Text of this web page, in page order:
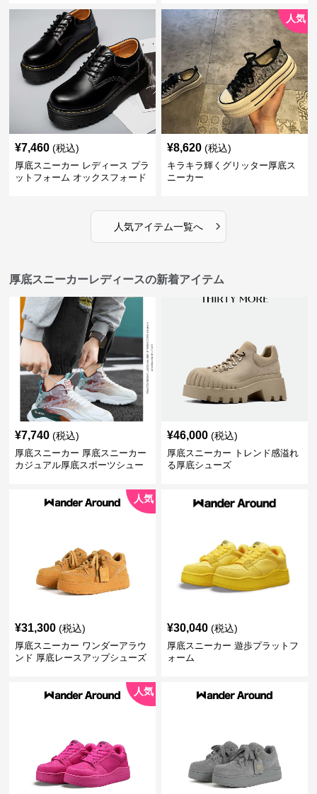
¥7,460 (税込)
厚底スニーカー レディース プラ
ットフォーム オックスフォード
人気
¥8,620 (税込)
キラキラ輝くグリッター厚底ス
ニーカー
人気アイテム一覧へ ›
厚底スニーカーレディースの新着アイテム
¥7,740 (税込)
厚底スニーカー 厚底スニーカー
カジュアル厚底スポーツシュー
¥46,000 (税込)
厚底スニーカー トレンド感溢れ
る厚底シューズ
人気
¥31,300 (税込)
厚底スニーカー ワンダーアラウ
ンド 厚底レースアップシューズ
¥30,040 (税込)
厚底スニーカー 遊歩プラットフ
ォーム
人気